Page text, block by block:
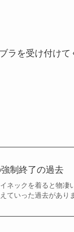
ラを受け付けて
制終了の過去
ネックを着ると物凄
ていった過去があり